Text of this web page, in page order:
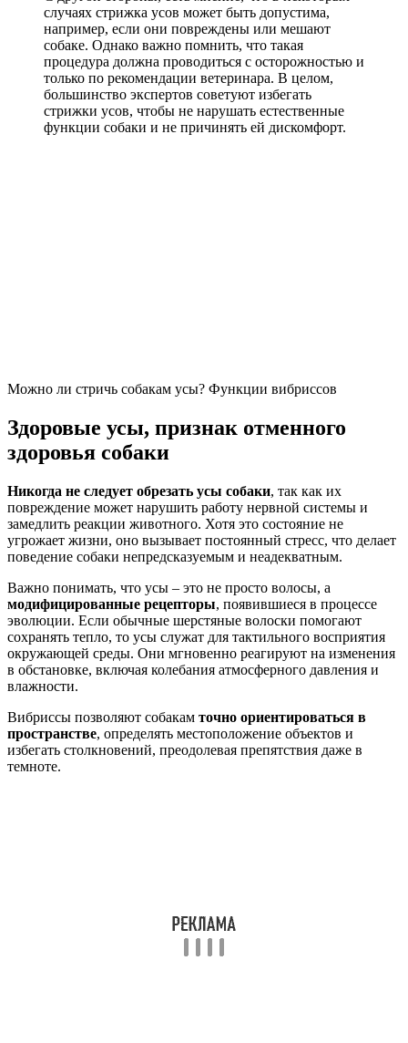
случаях стрижка усов может быть допустима,
например, если они повреждены или мешают
собаке. Однако важно помнить, что такая
процедура должна проводиться с осторожностью и
только по рекомендации ветеринара. В целом,
большинство экспертов советуют избегать
стрижки усов, чтобы не нарушать естественные
функции собаки и не причинять ей дискомфорт.
Можно ли стричь собакам усы? Функции вибриссов
Здоровые усы, признак отменного
здоровья собаки
Никогда не следует обрезать усы собаки, так как их
повреждение может нарушить работу нервной системы и
замедлить реакции животного. Хотя это состояние не
угрожает жизни, оно вызывает постоянный стресс, что делает
поведение собаки непредсказуемым и неадекватным.
Важно понимать, что усы – это не просто волосы, а
модифицированные рецепторы, появившиеся в процессе
эволюции. Если обычные шерстяные волоски помогают
сохранять тепло, то усы служат для тактильного восприятия
окружающей среды. Они мгновенно реагируют на изменения
в обстановке, включая колебания атмосферного давления и
влажности.
Вибриссы позволяют собакам точно ориентироваться в
пространстве, определять местоположение объектов и
избегать столкновений, преодолевая препятствия даже в
темноте.